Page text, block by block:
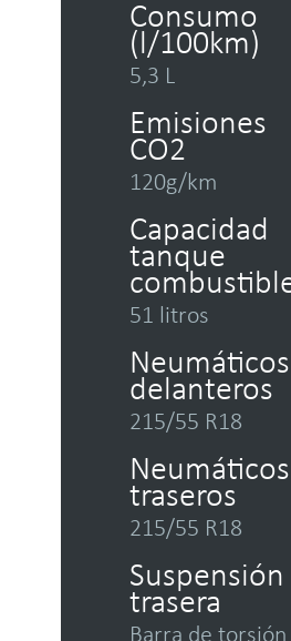
Consumo
(l/100km)
5,3 L
Emisiones
CO2
120g/km
Capacidad
tanque
51 litros
Neumáticos
delanteros
215/55 R18
Neumáticos
traseros
215/55 R18
Suspensión
trasera